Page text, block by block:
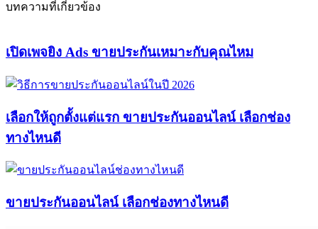
บทความที่เกี่ยวข้อง
เปิดเพจยิง Ads ขายประกันเหมาะกับคุณไหม
เลือกให้ถูกตั้งแต่แรก ขายประกันออนไลน์ เลือกช่อง
ทางไหนดี
ขายประกันออนไลน์ เลือกช่องทางไหนดี